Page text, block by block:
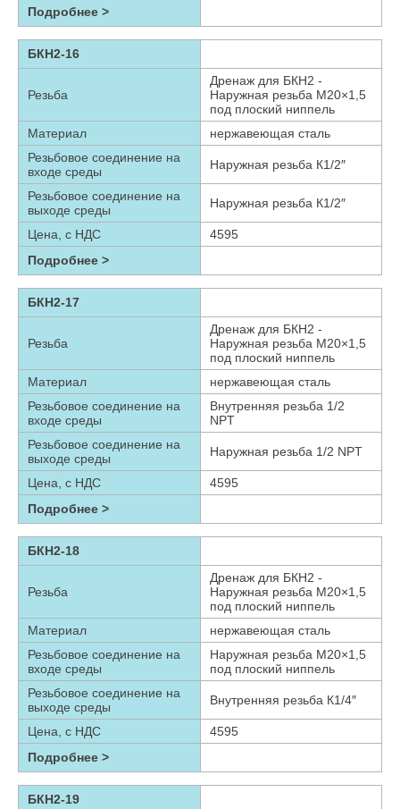
Подробнее >
БКН2-16
Резьба
Дренаж для БКН2 -
Наружная резьба М20×1,5
под плоский ниппель
Материал
нержавеющая сталь
Резьбовое соединение на
входе среды
Наружная резьба К1/2″
Резьбовое соединение на
выходе среды
Наружная резьба К1/2″
Цена, с НДС
4595
Подробнее >
БКН2-17
Резьба
Дренаж для БКН2 -
Наружная резьба М20×1,5
под плоский ниппель
Материал
нержавеющая сталь
Резьбовое соединение на
входе среды
Внутренняя резьба 1/2
NPT
Резьбовое соединение на
выходе среды
Наружная резьба 1/2 NPT
Цена, с НДС
4595
Подробнее >
БКН2-18
Резьба
Дренаж для БКН2 -
Наружная резьба М20×1,5
под плоский ниппель
Материал
нержавеющая сталь
Резьбовое соединение на
входе среды
Наружная резьба М20×1,5
под плоский ниппель
Резьбовое соединение на
выходе среды
Внутренняя резьба К1/4″
Цена, с НДС
4595
Подробнее >
БКН2-19